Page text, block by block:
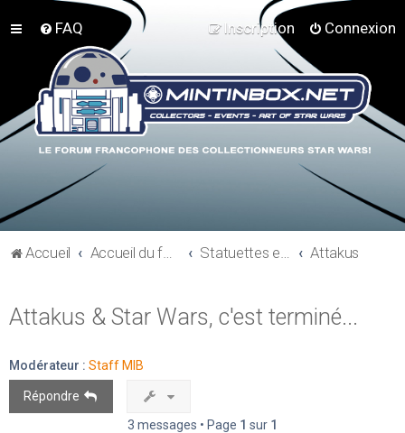
FAQ Connexion
Inscription
Accueil Accueil du forum Statuettes et résines Attakus
Attakus & Star Wars, c'est terminé...
Modérateur : Staff MIB
Répondre
3 messages • Page 1 sur 1